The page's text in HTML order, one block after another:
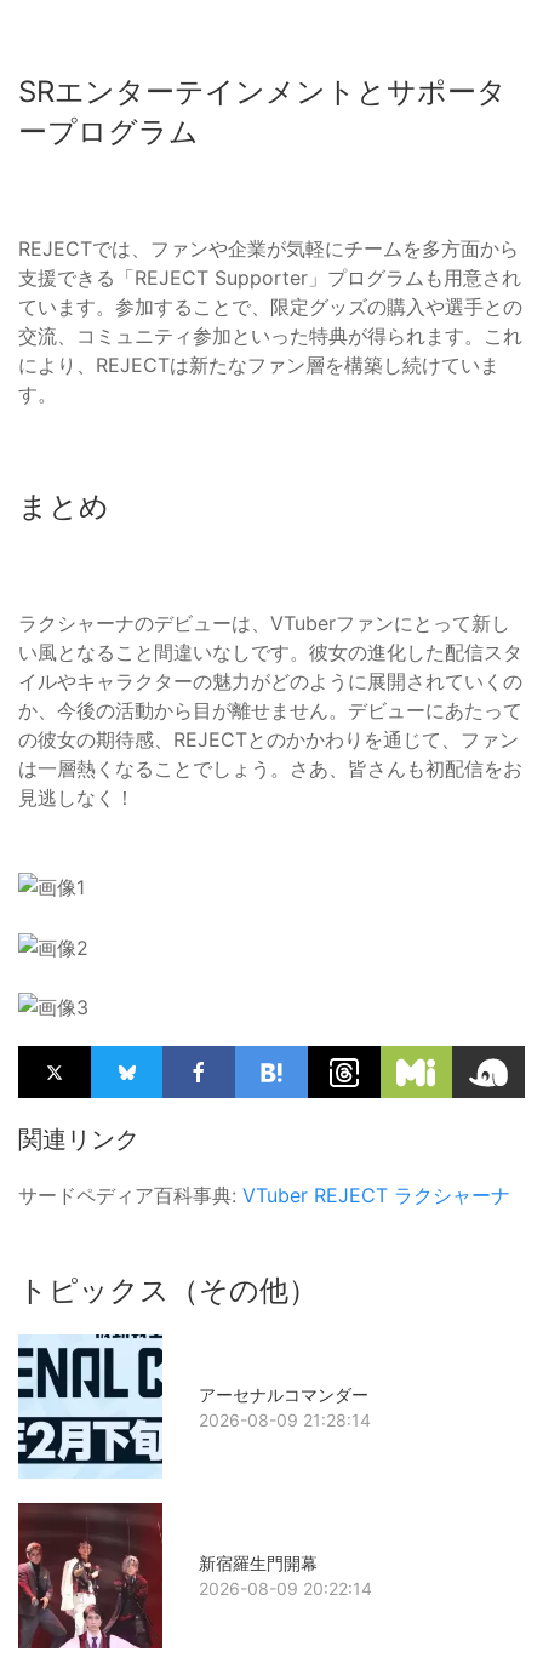
SRエンターテインメントとサポータ
ープログラム
REJECTでは、ファンや企業が気軽にチームを多方面から
支援できる「REJECT Supporter」プログラムも用意され
ています。参加することで、限定グッズの購入や選手との
交流、コミュニティ参加といった特典が得られます。これ
により、REJECTは新たなファン層を構築し続けていま
す。
まとめ
ラクシャーナのデビューは、VTuberファンにとって新し
い風となること間違いなしです。彼女の進化した配信スタ
イルやキャラクターの魅力がどのように展開されていくの
か、今後の活動から目が離せません。デビューにあたって
の彼女の期待感、REJECTとのかかわりを通じて、ファン
は一層熱くなることでしょう。さあ、皆さんも初配信をお
見逃しなく！
関連リンク
サードペディア百科事典: VTuber REJECT ラクシャーナ
トピックス（その他）
アーセナルコマンダー
2026-08-09 21:28:14
新宿羅生門開幕
2026-08-09 20:22:14